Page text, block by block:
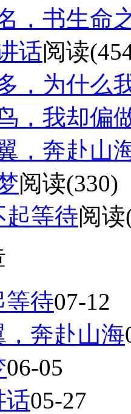
，书生命
话阅读
，为什么
，我却偏
，奔赴山
阅读(330)
起等待阅读
等待07-12
奔赴山海
06-05
话05-27